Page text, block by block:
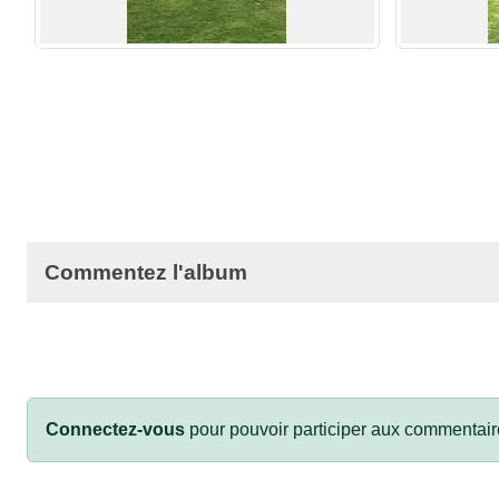
Commentez l'album
Connectez-vous pour pouvoir participer aux